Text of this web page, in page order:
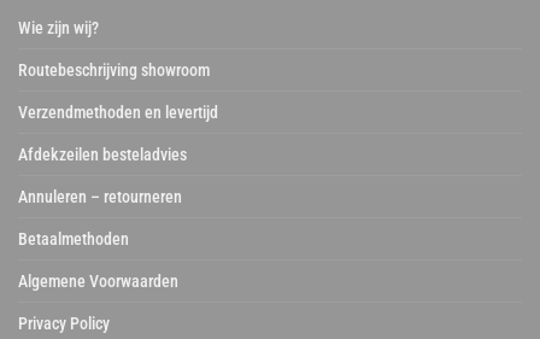
Wie zijn wij?
Routebeschrijving showroom
Verzendmethoden en levertijd
Afdekzeilen besteladvies
Annuleren – retourneren
Betaalmethoden
Algemene Voorwaarden
Privacy Policy